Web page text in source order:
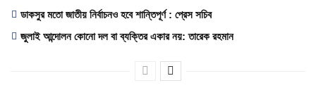
ডাকসুর মতো জাতীয় নির্বাচনও হবে শান্তিপূর্ণ : প্রেস সচিব
জুলাই আন্দোলন কোনো দল বা ব্যক্তির একার নয়: তারেক রহমান